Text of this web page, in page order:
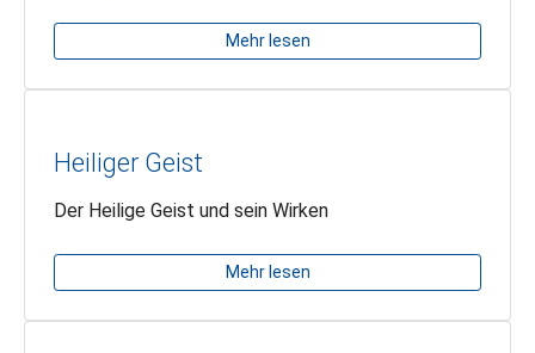
Mehr lesen
Heiliger Geist
Der Heilige Geist und sein Wirken
Mehr lesen